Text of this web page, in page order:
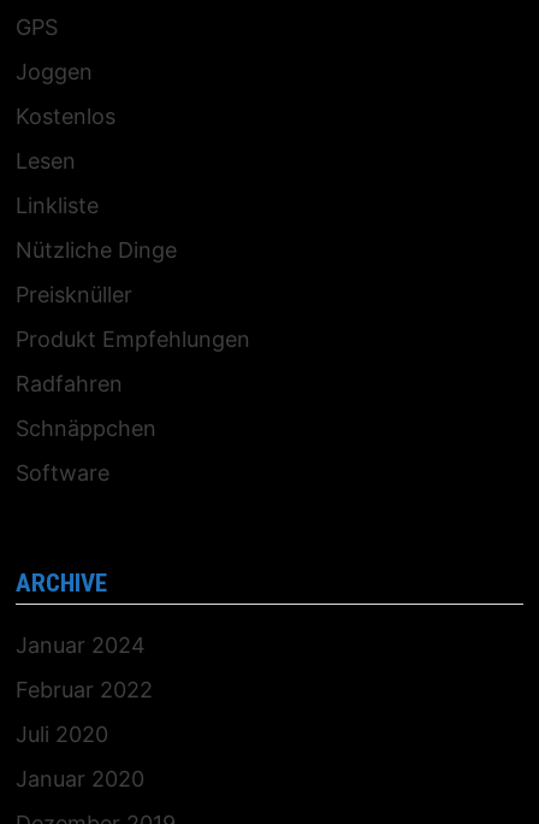
GPS
Joggen
Kostenlos
Lesen
Linkliste
Nützliche Dinge
Preisknüller
Produkt Empfehlungen
Radfahren
Schnäppchen
Software
ARCHIVE
Januar 2024
Februar 2022
Juli 2020
Januar 2020